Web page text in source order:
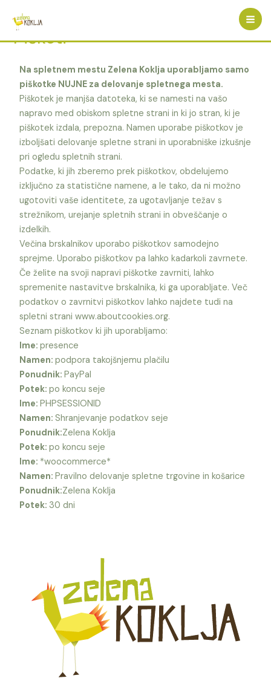
Piškoti
Na spletnem mestu Zelena Koklja uporabljamo samo
piškotke NUJNE za delovanje spletnega mesta.
Piškotek je manjša datoteka, ki se namesti na vašo
napravo med obiskom spletne strani in ki jo stran, ki je
piškotek izdala, prepozna. Namen uporabe piškotkov je
izboljšati delovanje spletne strani in uporabniške izkušnje
pri ogledu spletnih strani.
Podatke, ki jih zberemo prek piškotkov, obdelujemo
izključno za statistične namene, a le tako, da ni možno
ugotoviti vaše identitete, za ugotavljanje težav s
strežnikom, urejanje spletnih strani in obveščanje o
izdelkih.
Večina brskalnikov uporabo piškotkov samodejno
sprejme. Uporabo piškotkov pa lahko kadarkoli zavrnete.
Če želite na svoji napravi piškotke zavrniti, lahko
spremenite nastavitve brskalnika, ki ga uporabljate. Več
podatkov o zavrnitvi piškotkov lahko najdete tudi na
spletni strani www.aboutcookies.org.
Seznam piškotkov ki jih uporabljamo:
Ime:presence
Namen:podpora takojšnjemu plačilu
Ponudnik:PayPal
Potek:po koncu seje
Ime:PHPSESSIONID
Namen:Shranjevanje podatkov seje
Ponudnik:Zelena Koklja
Potek:po koncu seje
Ime: *woocommerce*
Namen:Pravilno delovanje spletne trgovine in košarice
Ponudnik:Zelena Koklja
Potek: 30 dni